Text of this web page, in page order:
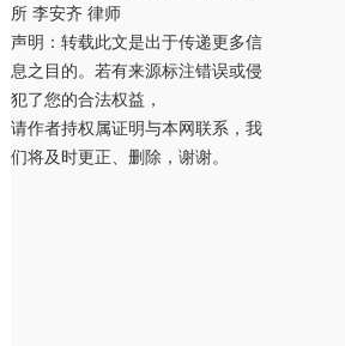
所 李安齐 律师
声明：转载此文是出于传递更多信
息之目的。若有来源标注错误或侵
犯了您的合法权益，
请作者持权属证明与本网联系，我
们将及时更正、删除，谢谢。